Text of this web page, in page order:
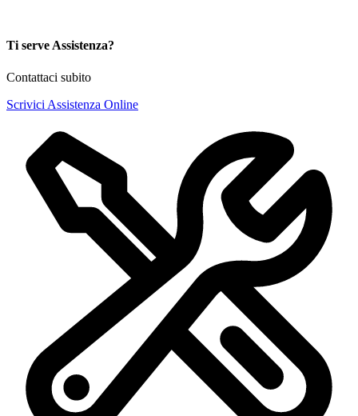
Ti serve Assistenza?
Contattaci subito
Scrivici Assistenza Online